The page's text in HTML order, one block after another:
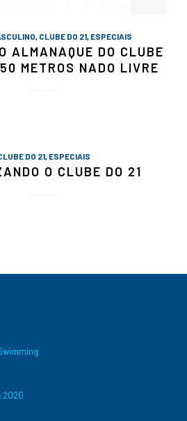
, CLUBE DO 21, ESPECIAIS
ALMANAQUE DO CLUBE
METROS NADO LIVRE
DO 21, ESPECIAIS
O CLUBE DO 21
2020